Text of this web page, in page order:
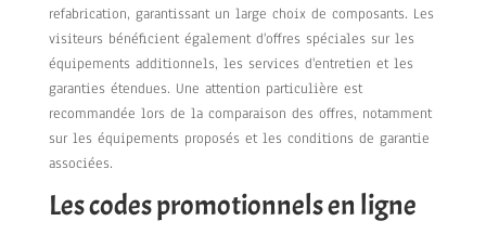
refabrication, garantissant un large choix de composants. Les
visiteurs bénéficient également d'offres spéciales sur les
équipements additionnels, les services d'entretien et les
garanties étendues. Une attention particulière est
recommandée lors de la comparaison des offres, notamment
sur les équipements proposés et les conditions de garantie
associées.
Les codes promotionnels en ligne